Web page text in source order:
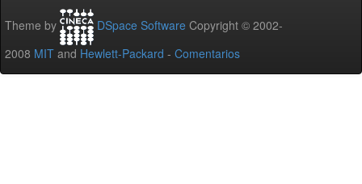
Theme by DSpace Software Copyright © 2002-
2008 MIT and Hewlett-Packard - Comentarios